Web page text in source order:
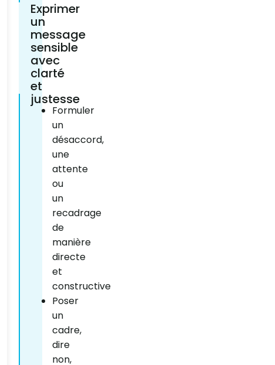
Exprimer
un
message
sensible
avec
clarté
et
justesse
Formuler
un
désaccord,
une
attente
ou
un
recadrage
de
manière
directe
et
constructive
Poser
un
cadre,
dire
non,